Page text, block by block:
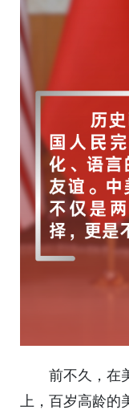
前不久，在美
上，百岁高龄的